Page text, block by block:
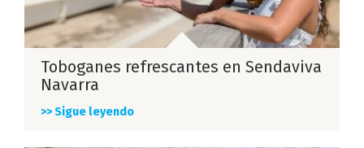
Toboganes refrescantes en Sendaviva
Navarra
>> Sigue leyendo